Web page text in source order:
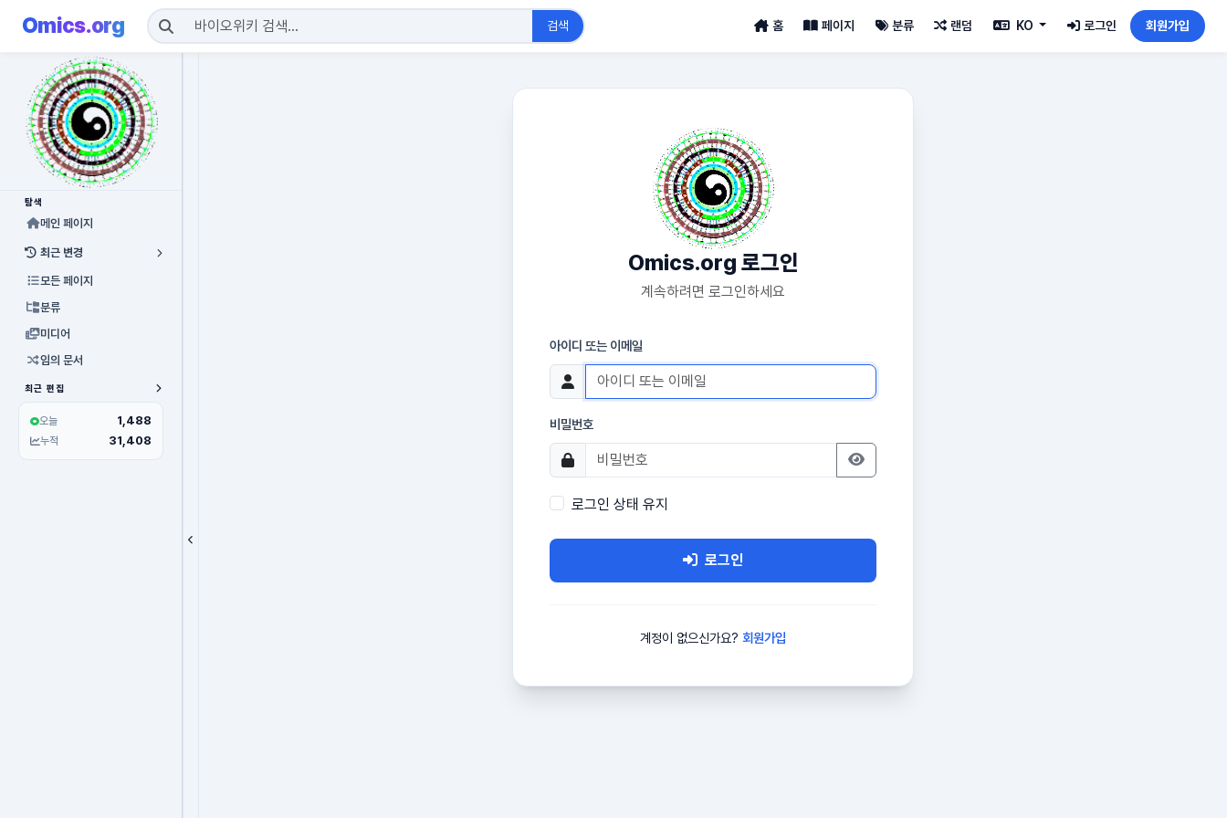
Omics.org 검색 홈 페이지 분류 랜덤 KO 로그인 회원가입
탐색
메인 페이지
최근 변경
모든 페이지
분류
미디어
임의 문서
최근 편집
오늘 1,488
누적 31,408
Omics.org 로그인
계속하려면 로그인하세요
아이디 또는 이메일
비밀번호
로그인 상태 유지
로그인
계정이 없으신가요? 회원가입